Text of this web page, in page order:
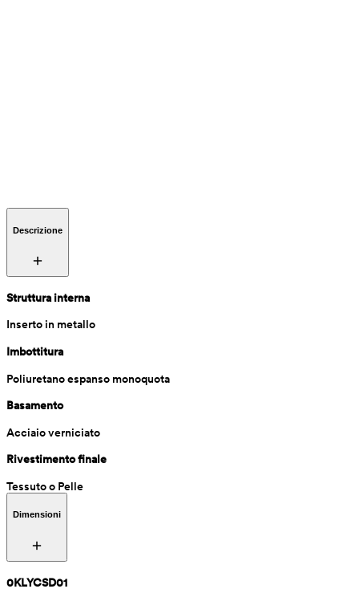
Descrizione
Struttura interna
Inserto in metallo
Imbottitura
Poliuretano espanso monoquota
Basamento
Acciaio verniciato
Rivestimento finale
Tessuto o Pelle
Dimensioni
0KLYCSD01